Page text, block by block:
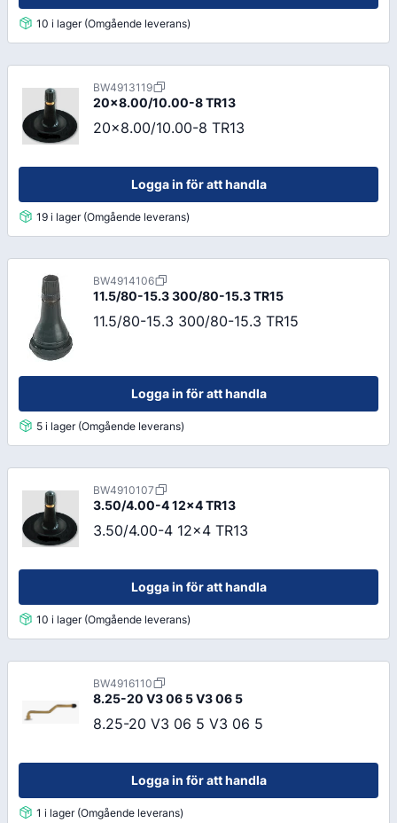
10 i lager (Omgående leverans)
BW4913119
20x8.00/10.00-8 TR13
20x8.00/10.00-8 TR13
Logga in för att handla
19 i lager (Omgående leverans)
BW4914106
11.5/80-15.3 300/80-15.3 TR15
11.5/80-15.3 300/80-15.3 TR15
Logga in för att handla
5 i lager (Omgående leverans)
BW4910107
3.50/4.00-4 12x4 TR13
3.50/4.00-4 12x4 TR13
Logga in för att handla
10 i lager (Omgående leverans)
BW4916110
8.25-20 V3 06 5 V3 06 5
8.25-20 V3 06 5 V3 06 5
Logga in för att handla
1 i lager (Omgående leverans)